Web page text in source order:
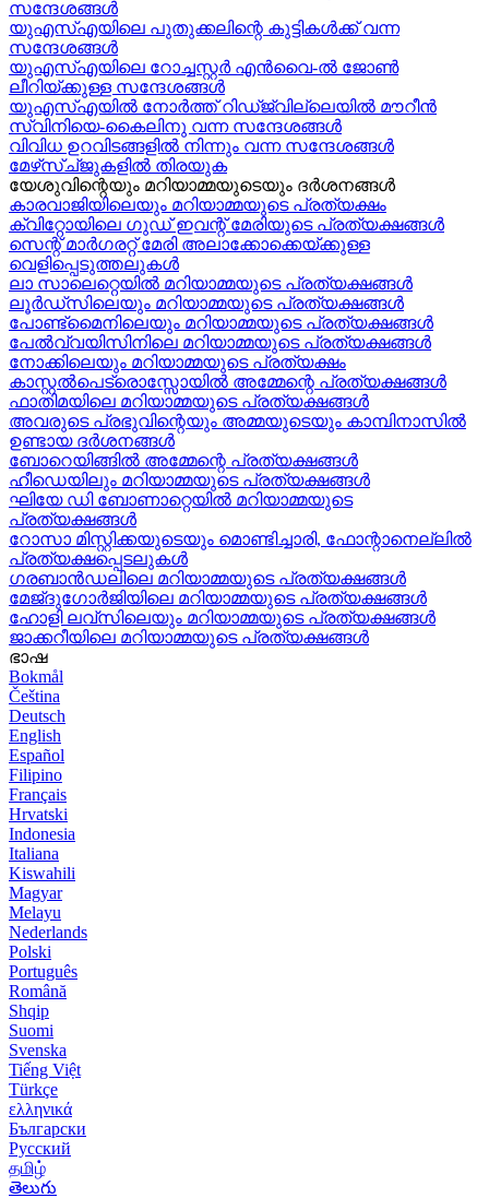
സന്ദേശങ്ങൾ
യുഎസ്എയിലെ പുതുക്കലിന്റെ കുട്ടികള്‍ക്ക് വന്ന
സന്ദേശങ്ങള്‍
യുഎസ്എയിലെ റോച്ചസ്റ്റർ എൻവൈ-ൽ ജോൺ
ലീറിയ്ക്കുള്ള സന്ദേശങ്ങൾ
യുഎസ്എയിൽ നോർത്ത് റിഡ്ജ്വില്ലെയിൽ മൗറീൻ
സ്വിനിയെ-കൈലിനു വന്ന സന്ദേശങ്ങള്‍
വിവിധ ഉറവിടങ്ങളിൽ നിന്നും വന്ന സന്ദേശങ്ങൾ
മേഴ്‍സ്ച്ജുകളിൽ തിരയുക
യേശുവിന്റെയും മറിയാമ്മയുടെയും ദർശനങ്ങൾ
കാരവാജിയിലെയും മറിയാമ്മയുടെ പ്രത്യക്ഷം
ക്വിറ്റോയിലെ ഗുഡ് ഇവന്റ് മേരിയുടെ പ്രത്യക്ഷങ്ങൾ
സെന്റ് മാർഗരറ്റ് മേരി അലാക്കോക്കെയ്ക്കുള്ള
വെളിപ്പെടുത്തലുകൾ
ലാ സാലെറ്റെയിൽ മറിയാമ്മയുടെ പ്രത്യക്ഷങ്ങൾ
ലൂർഡ്സിലെയും മറിയാമ്മയുടെ പ്രത്യക്ഷങ്ങൾ
പോണ്ട്മൈനിലെയും മറിയാമ്മയുടെ പ്രത്യക്ഷങ്ങൾ
പേൽവ്വയിസിനിലെ മറിയാമ്മയുടെ പ്രത്യക്ഷങ്ങൾ
നോക്കിലെയും മറിയാമ്മയുടെ പ്രത്യക്ഷം
കാസ്റ്റൽപെട്രൊസ്സോയിൽ അമ്മേന്റെ പ്രത്യക്ഷങ്ങൾ
ഫാതിമയിലെ മറിയാമ്മയുടെ പ്രത്യക്ഷങ്ങൾ
അവരുടെ പ്രഭുവിന്റെയും അമ്മയുടെയും കാമ്പിനാസിൽ
ഉണ്ടായ ദർശനങ്ങൾ
ബോറെയിങ്ങിൽ അമ്മേന്റെ പ്രത്യക്ഷങ്ങൾ
ഹീഡെയിലും മറിയാമ്മയുടെ പ്രത്യക്ഷങ്ങൾ
ഘിയേ ഡി ബോണാറ്റെയിൽ മറിയാമ്മയുടെ
പ്രത്യക്ഷങ്ങൾ
റോസാ മിസ്റ്റിക്കയുടെയും മൊണ്ടിച്ചാരി, ഫോന്റാനെല്ലിൽ
പ്രത്യക്ഷപ്പെടലുകൾ
ഗരബാൻഡലിലെ മറിയാമ്മയുടെ പ്രത്യക്ഷങ്ങൾ
മേജ്ദുഗോർജിയിലെ മറിയാമ്മയുടെ പ്രത്യക്ഷങ്ങൾ
ഹോളി ലവ്‌സിലെയും മറിയാമ്മയുടെ പ്രത്യക്ഷങ്ങൾ
ജാക്കറീയിലെ മറിയാമ്മയുടെ പ്രത്യക്ഷങ്ങൾ
ഭാഷ
Bokmål
Čeština
Deutsch
English
Español
Filipino
Français
Hrvatski
Indonesia
Italiana
Kiswahili
Magyar
Melayu
Nederlands
Polski
Português
Română
Shqip
Suomi
Svenska
Tiếng Việt
Türkçe
ελληνικά
Български
Русский
தமிழ்
తెలుగు